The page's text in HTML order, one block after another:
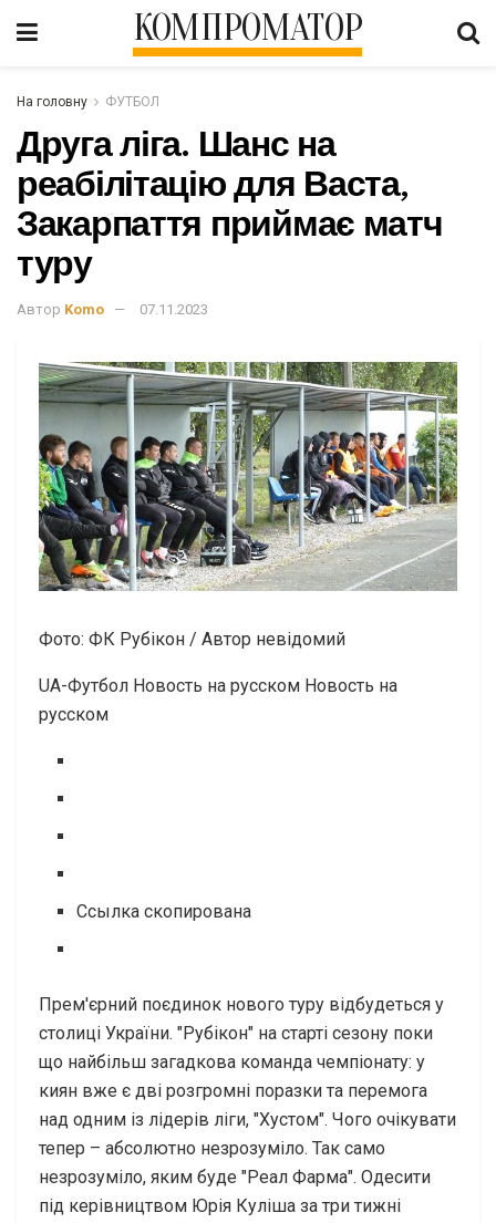
КОМПРОМАТОР
На головну ФУТБОЛ
Друга ліга. Шанс на
реабілітацію для Васта,
Закарпаття приймає матч
туру
Автор Komo 07.11.2023
Фото: ФК Рубікон / Автор невідомий
UA-Футбол Новость на русском Новость на
русском
Ссылка скопирована
Прем'єрний поєдинок нового туру відбудеться у
столиці України. "Рубікон" на старті сезону поки
що найбільш загадкова команда чемпіонату: у
киян вже є дві розгромні поразки та перемога
над одним із лідерів ліги, "Хустом". Чого очікувати
тепер – абсолютно незрозуміло. Так само
незрозуміло, яким буде "Реал Фарма". Одесити
під керівництвом Юрія Куліша за три тижні